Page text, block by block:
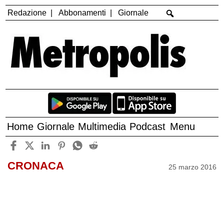
Redazione Abbonamenti Giornale
Home Giornale Multimedia Podcast Menu
CRONACA 25 marzo 2016